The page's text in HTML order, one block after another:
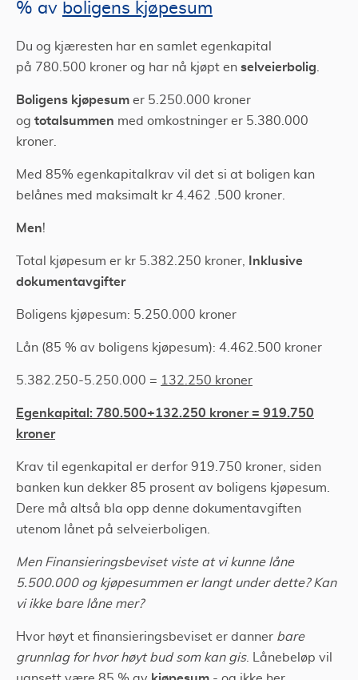
% av boligens kjøpesum
Du og kjæresten har en samlet egenkapital
på 780.500 kroner og har nå kjøpt en selveierbolig
Boligens kjøpesum er 5.250.000 kroner
og totalsummen med omkostninger er 5.380.000
kroner.
Med 85% egenkapitalkrav vil det si at boligen kan
belånes med maksimalt kr 4.462 .500 kroner.
Men!
Total kjøpesum er kr 5.382.250 kroner, Inklusive
dokumentavgifter
Boligens kjøpesum: 5.250.000 kroner
Lån (85 % av boligens kjøpesum): 4.462.500 kroner
5.382.250-5.250.000 = 132.250 kroner
Egenkapital: 780.500+132.250 kroner = 919.750
kroner
Krav til egenkapital er derfor 919.750 kroner, siden
banken kun dekker 85 prosent av boligens kjøpesum.
Dere må altså bla opp denne dokumentavgiften
utenom lånet på selveierboligen.
Men Finansieringsbeviset viste at vi kunne låne
5.500.000 og kjøpesummen er langt under dette? Kan
vi ikke bare låne mer?
Hvor høyt et finansieringsbeviset er danner bare
grunnlag for hvor høyt bud som kan gis. Lånebeløp vil